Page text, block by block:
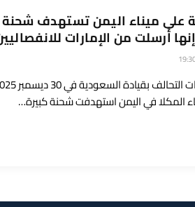
على ميناء اليمن تستهدف شحنة
أُرسلت من الإمارات
كتالونيا24 شنّت قوات التحالف بقيادة
المكلا في اليمن استهدفت شحنة كبيرة…